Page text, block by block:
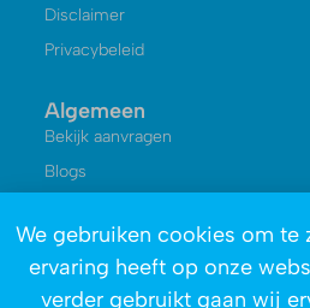
Disclaimer
Privacybeleid
Algemeen
Bekijk aanvragen
Blogs
Reviews
Over ons
We gebruiken cookies om te
ervaring heeft op onze
verder gebruikt gaan wij